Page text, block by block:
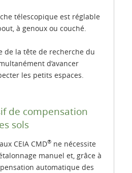
télescopique est réglable
à genoux ou couché.
de la tête de recherche du
d’avancer
les petits espaces.
de compensation
sols
CEIA CMD® ne nécessite
manuel et, grâce à
automatique des